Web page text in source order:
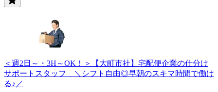
＜週2日～・3H～OK！＞【大町市社】宅配便企業の仕分け
サポートスタッフ ＼シフト自由◎早朝のスキマ時間で働け
る♪／